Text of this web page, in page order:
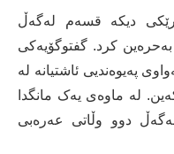
دیکە قسەم لەگەڵ
کرد. گفتوگۆیەکی
پەیوەندیی ئاشتیانە لە
لە ماوەی یەک مانگدا
دوو وڵاتی عەرەبی